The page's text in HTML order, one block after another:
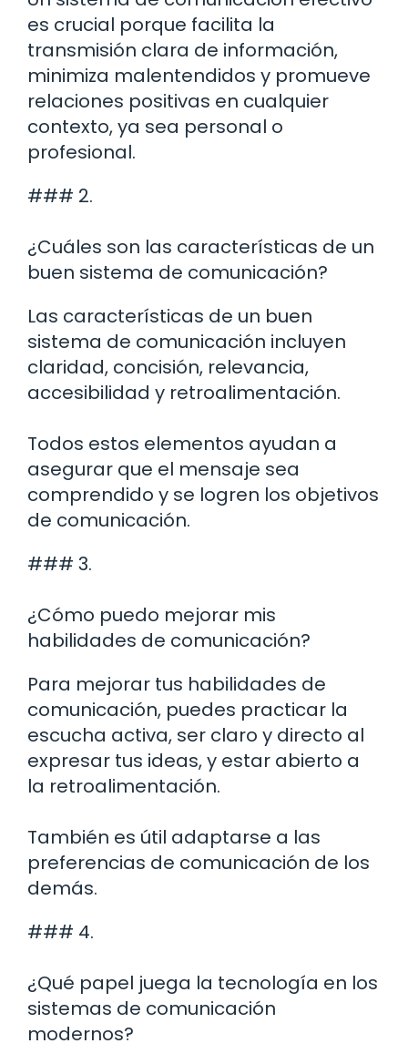
es crucial porque facilita la
transmisión clara de información,
minimiza malentendidos y promueve
relaciones positivas en cualquier
contexto, ya sea personal o
profesional.
### 2.
¿Cuáles son las características de un
buen sistema de comunicación?
Las características de un buen
sistema de comunicación incluyen
claridad, concisión, relevancia,
accesibilidad y retroalimentación.
Todos estos elementos ayudan a
asegurar que el mensaje sea
comprendido y se logren los objetivos
de comunicación.
### 3.
¿Cómo puedo mejorar mis
habilidades de comunicación?
Para mejorar tus habilidades de
comunicación, puedes practicar la
escucha activa, ser claro y directo al
expresar tus ideas, y estar abierto a
la retroalimentación.
También es útil adaptarse a las
preferencias de comunicación de los
demás.
### 4.
¿Qué papel juega la tecnología en los
sistemas de comunicación
modernos?